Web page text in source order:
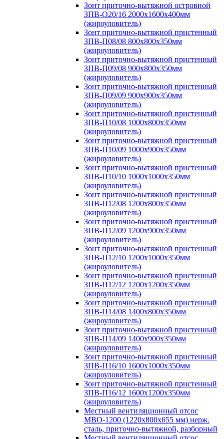
Зонт приточно-вытяжной островной
ЗПВ-О20/16 2000х1600х400мм
(жироуловитель)
Зонт приточно-вытяжной пристенный
ЗПВ-П08/08 800х800х350мм
(жироуловитель)
Зонт приточно-вытяжной пристенный
ЗПВ-П09/08 900х800х350мм
(жироуловитель)
Зонт приточно-вытяжной пристенный
ЗПВ-П09/09 900х900х350мм
(жироуловитель)
Зонт приточно-вытяжной пристенный
ЗПВ-П10/08 1000х800х350мм
(жироуловитель)
Зонт приточно-вытяжной пристенный
ЗПВ-П10/09 1000х900х350мм
(жироуловитель)
Зонт приточно-вытяжной пристенный
ЗПВ-П10/10 1000х1000х350мм
(жироуловитель)
Зонт приточно-вытяжной пристенный
ЗПВ-П12/08 1200х800х350мм
(жироуловитель)
Зонт приточно-вытяжной пристенный
ЗПВ-П12/09 1200х900х350мм
(жироуловитель)
Зонт приточно-вытяжной пристенный
ЗПВ-П12/10 1200х1000х350мм
(жироуловитель)
Зонт приточно-вытяжной пристенный
ЗПВ-П12/12 1200х1200х350мм
(жироуловитель)
Зонт приточно-вытяжной пристенный
ЗПВ-П14/08 1400х800х350мм
(жироуловитель)
Зонт приточно-вытяжной пристенный
ЗПВ-П14/09 1400х900х350мм
(жироуловитель)
Зонт приточно-вытяжной пристенный
ЗПВ-П16/10 1600х1000х350мм
(жироуловитель)
Зонт приточно-вытяжной пристенный
ЗПВ-П16/12 1600х1200х350мм
(жироуловитель)
Местный вентиляционный отсос
МВО-1200 (1220х800х655 мм) нерж.
сталь, приточно-вытяжной, разборный